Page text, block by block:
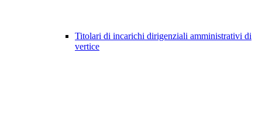
Titolari di incarichi dirigenziali amministrativi di
vertice